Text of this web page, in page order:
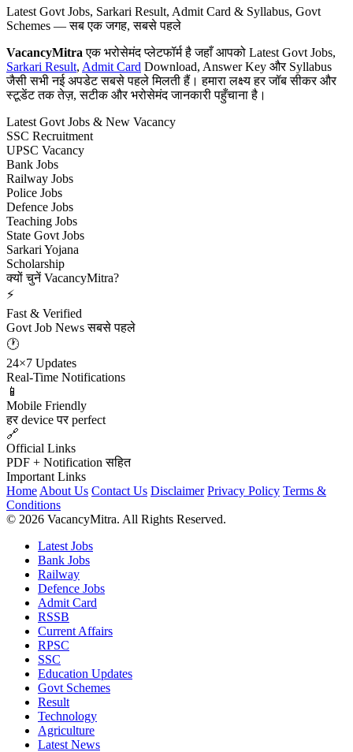
Latest Govt Jobs, Sarkari Result, Admit Card & Syllabus, Govt
Schemes — सब एक जगह, सबसे पहले
VacancyMitra एक भरोसेमंद प्लेटफॉर्म है जहाँ आपको Latest Govt Jobs,
Sarkari Result, Admit Card Download, Answer Key और Syllabus
जैसी सभी नई अपडेट सबसे पहले मिलती हैं। हमारा लक्ष्य हर जॉब सीकर और
स्टूडेंट तक तेज़, सटीक और भरोसेमंद जानकारी पहुँचाना है।
Latest Govt Jobs & New Vacancy
SSC Recruitment
UPSC Vacancy
Bank Jobs
Railway Jobs
Police Jobs
Defence Jobs
Teaching Jobs
State Govt Jobs
Sarkari Yojana
Scholarship
क्यों चुनें VacancyMitra?
⚡
Fast & Verified
Govt Job News सबसे पहले
🕐
24×7 Updates
Real-Time Notifications
📱
Mobile Friendly
हर device पर perfect
🔗
Official Links
PDF + Notification सहित
Important Links
Home About Us Contact Us Disclaimer Privacy Policy Terms &
Conditions
© 2026 VacancyMitra. All Rights Reserved.
Latest Jobs
Bank Jobs
Railway
Defence Jobs
Admit Card
RSSB
Current Affairs
RPSC
SSC
Education Updates
Govt Schemes
Result
Technology
Agriculture
Latest News